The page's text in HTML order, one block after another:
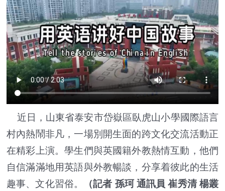
近日，山東省泰安市岱嶽區臥虎山小學國際語言
村內熱鬧非凡，一場別開生面的跨文化交流活動正
在精彩上演。學生們與英國籍外教熱情互動，他們
自信滿滿地用英語與外教暢談，分享着彼此的生活
趣事、文化習俗。
（記者 孫珂 通訊員 崔秀清 楊叢